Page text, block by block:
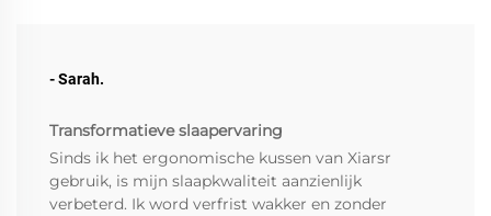
- Sarah.
Transformatieve slaapervaring
Sinds ik het ergonomische kussen van Xiarsr
gebruik, is mijn slaapkwaliteit aanzienlijk
verbeterd. Ik word verfrist wakker en zonder